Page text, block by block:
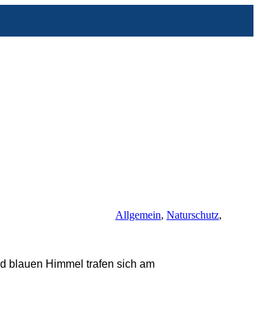
Allgemein, Naturschutz,
blauen Himmel trafen sich am